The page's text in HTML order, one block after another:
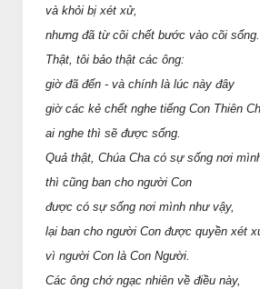
và khỏi bị xét xử,
nhưng đã từ cõi chết bước vào cõi sống.
Thật, tôi bảo thật các ông:
giờ đã đến - và chính là lúc này đây
giờ các kẻ chết nghe tiếng Con Thiên
ai nghe thì sẽ được sống.
Quả thật, Chúa Cha có sự sống nơi
thì cũng ban cho người Con
được có sự sống nơi mình như vậy,
lại ban cho người Con được quyền xét
vì người Con là Con Người.
Các ông chớ ngạc nhiên về điều này,